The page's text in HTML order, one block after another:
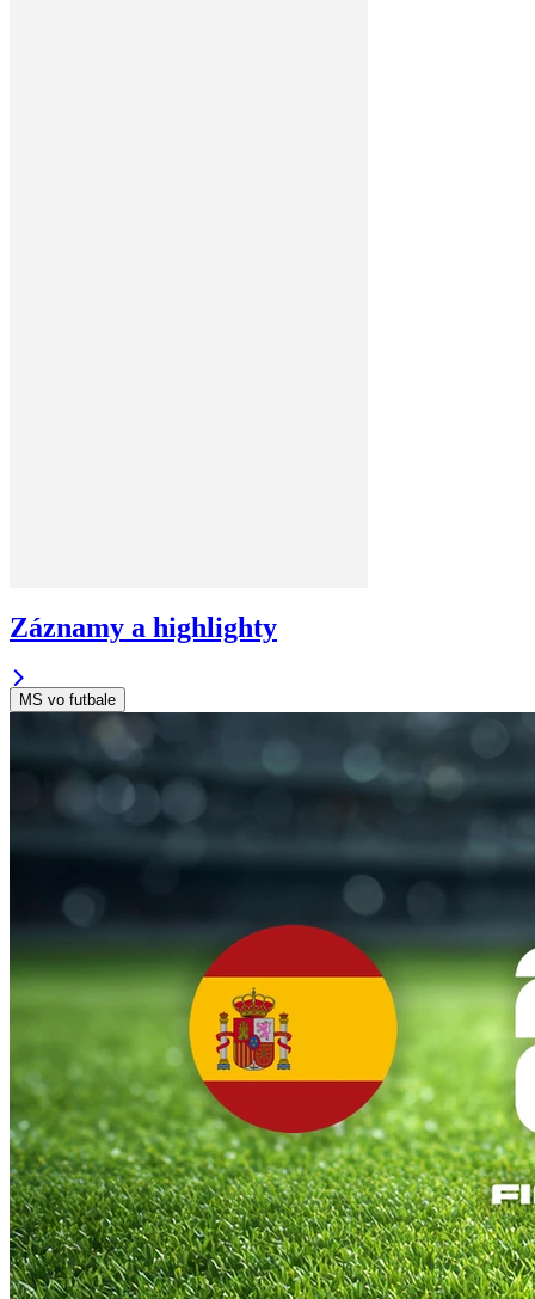
Záznamy a highlighty
MS vo futbale